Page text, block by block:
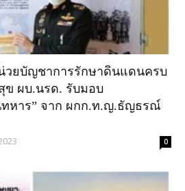
ยบัญชาการรักษาดินแดนครบ
ข ผบ.นรด. รับมอบ
ทหาร” จาก ผกก.ท.ญ.ธัญธรณ์
0